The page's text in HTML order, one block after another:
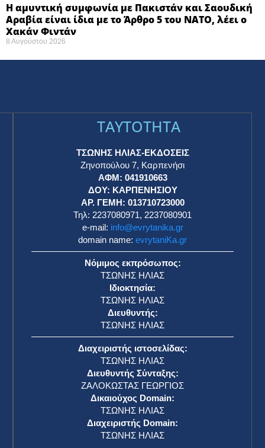
Η αμυντική συμφωνία με Πακιστάν και Σαουδική
Αραβία είναι ίδια με το Άρθρο 5 του ΝΑΤΟ, λέει ο
Χακάν Φιντάν
8 Αυγούστου 2026
TAYTOTHTA
ΤΣΩΝΗΣ ΗΛΙΑΣ-ΕΚΔΟΣΕΙΣ
Ζηνοπούλου 7, Καρπενήσι
ΑΦΜ: 041910663
ΔΟΥ: ΚΑΡΠΕΝΗΣΙΟΥ
ΑΡ. ΓΕΜΗ: 013710723000
Τηλ: 2237080971, 2237080901
e-mail: info@evrytanika.gr
domain name: evrytaniKa.gr
Νόμιμος εκπρόσωπος:
ΤΣΩΝΗΣ ΗΛΙΑΣ
Ιδιοκτησία:
ΤΣΩΝΗΣ ΗΛΙΑΣ
Διευθυντής:
ΤΣΩΝΗΣ ΗΛΙΑΣ
Διαχειριστής ιστοσελίδας:
ΤΣΩΝΗΣ ΗΛΙΑΣ
Διευθυντής Σύνταξης:
ΖΑΛΟΚΩΣΤΑΣ ΓΕΩΡΓΙΟΣ
Δικαιούχος Domain:
ΤΣΩΝΗΣ ΗΛΙΑΣ
Διαχειριστής Domain:
ΤΣΩΝΗΣ ΗΛΙΑΣ